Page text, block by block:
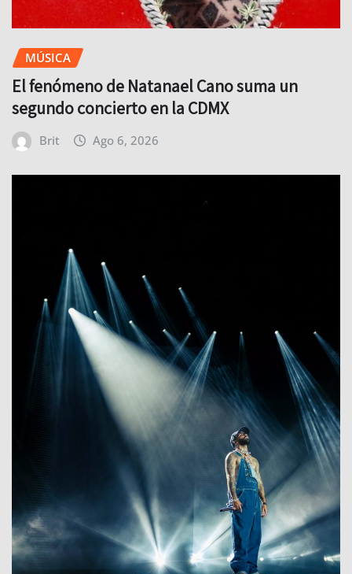
MÚSICA
El fenómeno de Natanael Cano suma un
segundo concierto en la CDMX
Brit Ago 6, 2026